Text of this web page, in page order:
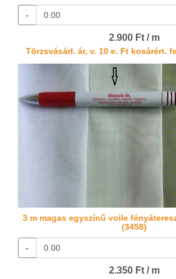
-
2.900 Ft / m
Törzsvásárl. ár, v. 10 e. Ft kosárért.
3 m magas egyszínű voile
(3458)
-
2.350 Ft / m